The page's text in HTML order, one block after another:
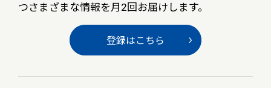
つさまざまな情報を月2回お届けします。
登録はこちら